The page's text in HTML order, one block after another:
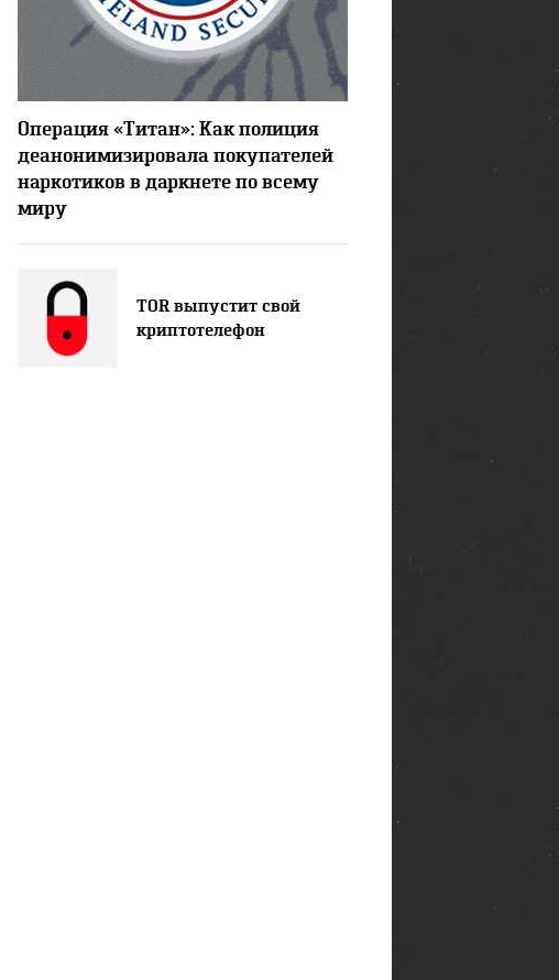
Операция «Титан»: Как полиция
деанонимизировала покупателей
наркотиков в даркнете по всему
миру
TOR выпустит свой
криптотелефон